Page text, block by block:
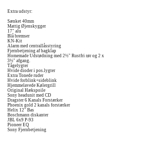
Extra udstyr:
Sænket 40mm
Mattig Øjenskygger
17" alu
Blå bremser
KN-Kit
Alarm med centrallåsstyring
Fjernbetjening af bagklap
Homemade Udstødning med 2½" Rustfri rør og 2 x
3½" afgang.
Tågelygter
Hvide dioder i pos.lygter
Extra Tonede ruder
Hvide forblink+sideblink
Hjemmelavede Kølergrill
Original Hækspoile
Sony headunit med CD
Dragster 6 Kanals Forstærker
Phoenix gold 2 kanals forstærker
Helix 12" Bas
Boschmann diskanter
JBL 6x9 P-93
Pioneer EQ
Sony Fjernbetjening